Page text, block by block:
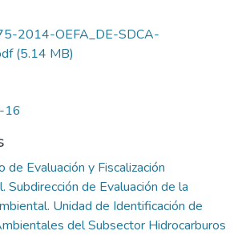
2014-OEFA_DE-SDCA-
(5.14 MB)
16
de Evaluación y Fiscalización
Subdirección de Evaluación de la
Unidad de Identificación de
del Subsector Hidrocarburos